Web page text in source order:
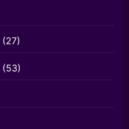
(27)
(53)